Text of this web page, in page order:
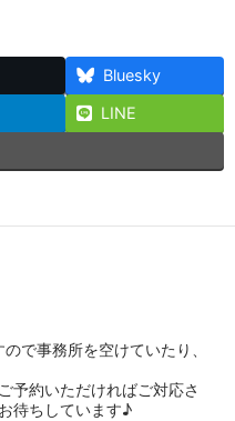
Bluesky
LINE
で事務所を空けていたり、
予約いただければご対応さ
待ちしています♪